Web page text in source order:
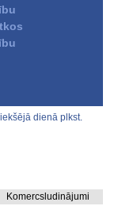
dienā plkst.
Komercsludinājumi